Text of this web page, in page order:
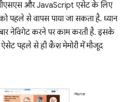
सीएसएस और JavaScript एसेट के लिए
पहले से वापस पाया जा सकता है. ध्यान
नेविगेट करने पर काम करती है. इसके
पहले से ही कैश मेमोरी में मौजूद